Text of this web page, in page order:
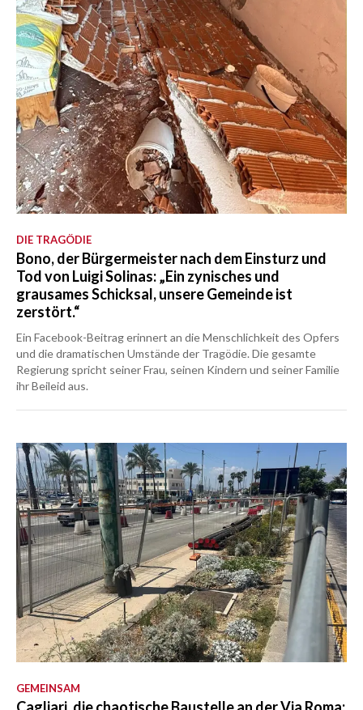
DIE TRAGÖDIE
Bono, der Bürgermeister nach dem Einsturz und
Tod von Luigi Solinas: „Ein zynisches und
grausames Schicksal, unsere Gemeinde ist
zerstört.“
Ein Facebook-Beitrag erinnert an die Menschlichkeit des Opfers
und die dramatischen Umstände der Tragödie. Die gesamte
Regierung spricht seiner Frau, seinen Kindern und seiner Familie
ihr Beileid aus.
GEMEINSAM